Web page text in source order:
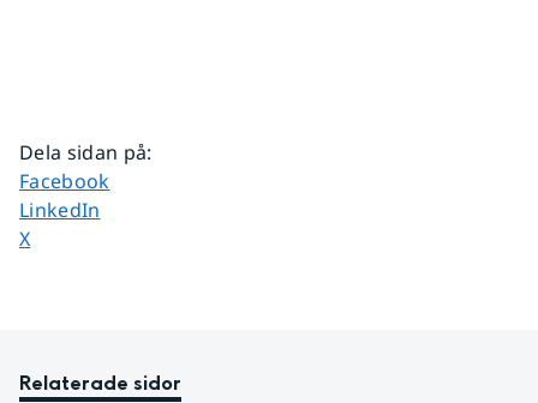
Dela sidan på:
Dela sidan på
Facebook
Dela sidan på
LinkedIn
Dela sidan på
X
Relaterade sidor